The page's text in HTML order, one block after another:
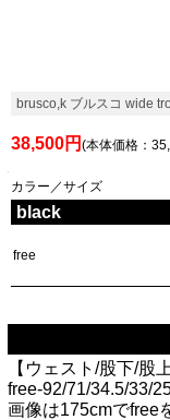
brusco,k ブルスコ wide
38,500円 (本体価格：
カラー／サイズ
black
free
【ウェスト/股下/股
free-92/71/34.5/33/
画像は175cmでfree